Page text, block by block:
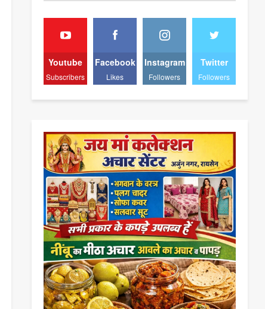
Youtube
Subscribers
Facebook
Likes
Instagram
Followers
Twitter
Followers